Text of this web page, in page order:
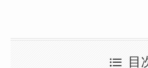
目